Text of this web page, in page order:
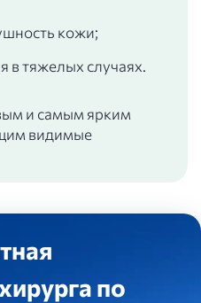
кожи;
в тяжелых случаях.
и самым ярким
видимые
по